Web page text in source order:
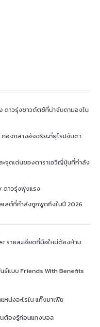
ดาวรุ่งชาวดัตช์ที่น่าจับตามองใน
องกลางอัจฉริยะที่ยุโรปจับตา
ะจุดเด่นของดาราเอวีญี่ปุ่นที่กำลัง
ดาวรุ่งพุ่งแรง
เลต์ที่กำลังถูกพูดถึงในปี 2026
รายละเอียดที่มือใหม่ต้องห้าม
ธ์แบบ Friends With Benefits
น่งอะไรใน แก๊งมาเฟีย
นต้องรู้ก่อนแทงบอล